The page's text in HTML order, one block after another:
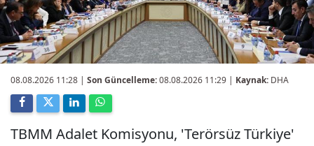
08.08.2026 11:28 | Son Güncelleme:08.08.2026 11:29 | Kaynak: DHA
TBMM Adalet Komisyonu, 'Terörsüz Türkiye'